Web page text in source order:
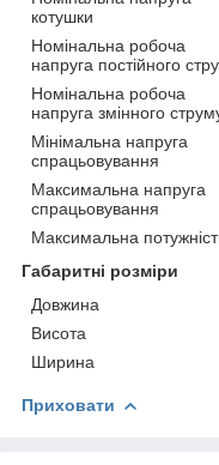
котушки
Номінальна робоча
напруга постійного
Номінальна робоча
напруга змінного
Мінімальна напруга
спрацьовування
Максимальна напруга
спрацьовування
Максимальна
Габаритні розміри
Довжина
Висота
Ширина
Приховати